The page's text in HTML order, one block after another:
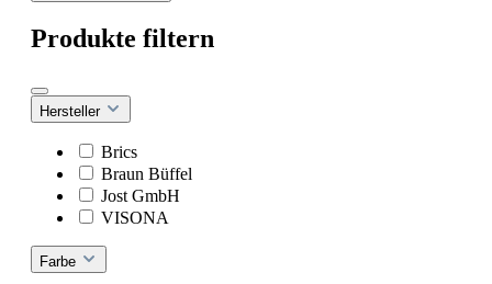
Produkte filtern
Hersteller
Brics
Braun Büffel
Jost GmbH
VISONA
Farbe